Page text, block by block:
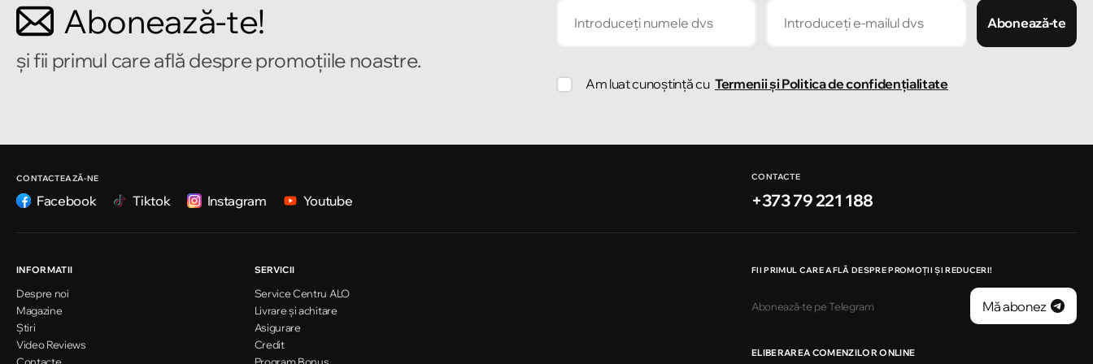
Strada Alecu Russo 1
Abonează-te!
și fii primul care află despre promoțiile noastre.
Abonează-te
Am luat cunoștință cu Termenii și Politica de confidențialitate
CONTACTEAZĂ-NE
Facebook Tiktok Instagram Youtube
CONTACTE
+373 79 221 188
INFORMATII
Despre noi
Magazine
Știri
Video Reviews
SERVICII
Service Centru ALO
Livrare și achitare
Asigurare
Credit
FII PRIMUL CARE AFLĂ DESPRE PROMOȚII ȘI REDUCERI!
Abonează-te pe Telegram Mă abonez
ELIBERAREA COMENZILOR ONLINE